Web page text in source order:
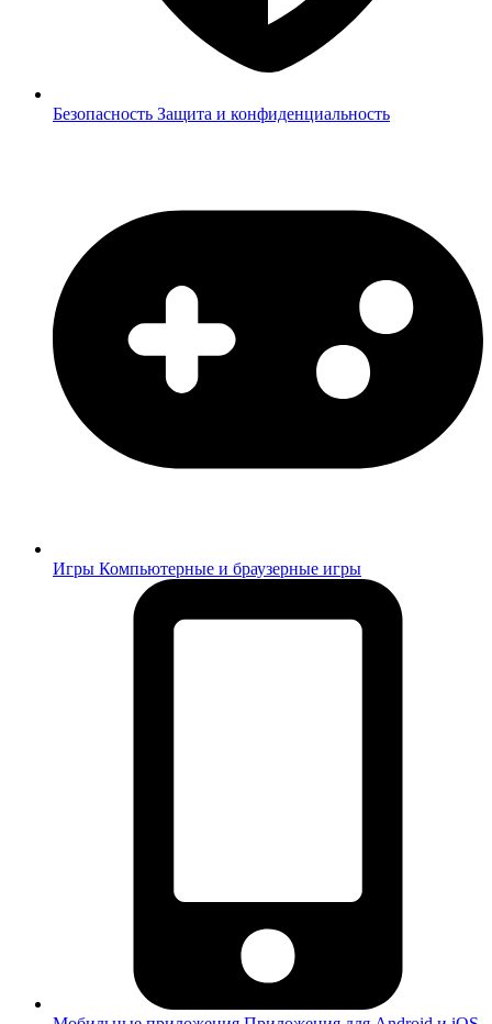
Безопасность Защита и конфиденциальность
Игры Компьютерные и браузерные игры